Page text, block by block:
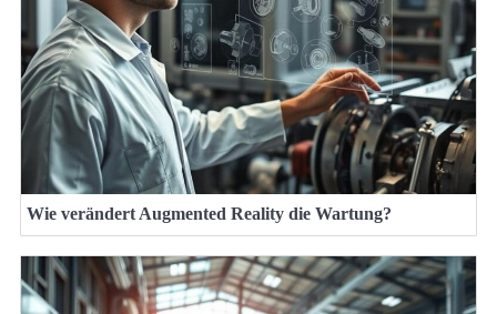
Wie verändert Augmented Reality die Wartung?